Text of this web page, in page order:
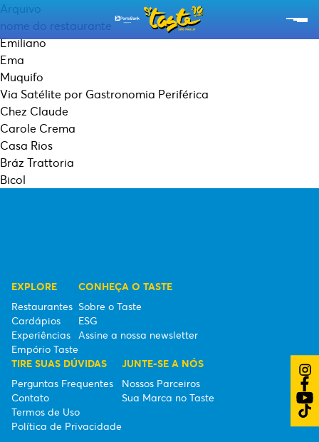
CARDÁPIOS
SOBRE O TASTE
ASSINE A NOSSA NEWSLETTER
Arquivo
nome do restaurante
Emiliano
Ema
Muquifo
Via Satélite por Gastronomia Periférica
Chez Claude
Carole Crema
Casa Rios
Bráz Trattoria
Bicol
EXPLORE
Restaurantes
Cardápios
Experiências
Empório Taste
CONHEÇA O TASTE
Sobre o Taste
ESG
Assine a nossa newsletter
TIRE SUAS DÚVIDAS
Perguntas Frequentes
Contato
Termos de Uso
Política de Privacidade
JUNTE-SE A NÓS
Nossos Parceiros
Sua Marca no Taste